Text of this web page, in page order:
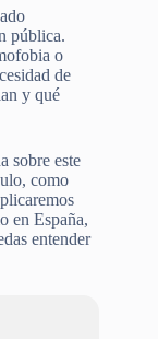
pública.
o
de
y qué
sobre este
como
en España,
entender